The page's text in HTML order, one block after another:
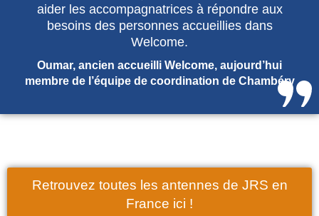
aider les accompagnatrices à répondre aux
besoins des personnes accueillies dans
Welcome.
Oumar, ancien accueilli Welcome, aujourd’hui
membre de l’équipe de coordination de Chambéry
Retrouvez toutes les antennes de JRS en
France ici !